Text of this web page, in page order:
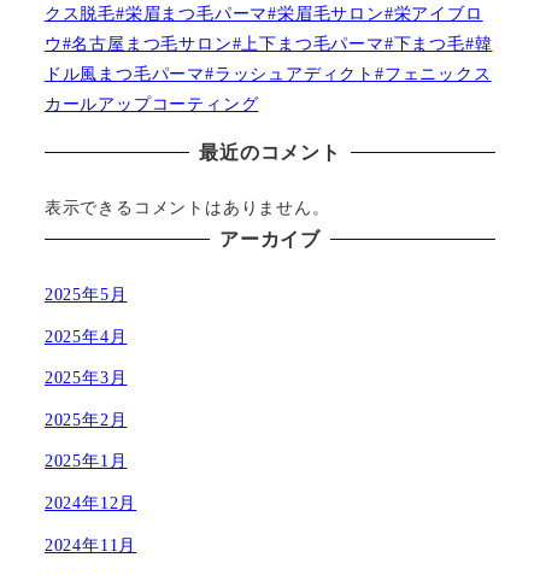
クス脱毛#栄眉まつ毛パーマ#栄眉毛サロン#栄アイブロ
ウ#名古屋まつ毛サロン#上下まつ毛パーマ#下まつ毛#韓
ドル風まつ毛パーマ#ラッシュアディクト#フェニックス
カールアップコーティング
最近のコメント
表示できるコメントはありません。
アーカイブ
2025年5月
2025年4月
2025年3月
2025年2月
2025年1月
2024年12月
2024年11月